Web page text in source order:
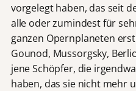
vorgelegt haben, das seit
alle oder zumindest für
ganzen Opernplaneten
Gounod, Mussorgsky,
jene Schöpfer, die
haben, das sie nicht mehr